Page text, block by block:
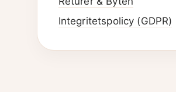
Integritetspolicy (GDPR)